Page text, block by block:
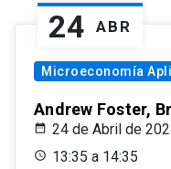
24 ABR
Microeconomía
Andrew Foster,
24 de Abril de
13:35 a 14:35